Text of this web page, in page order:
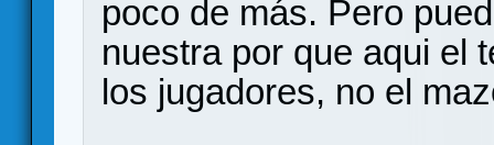
poco de más. Pero
nuestra por que aqui el
los jugadores, no el